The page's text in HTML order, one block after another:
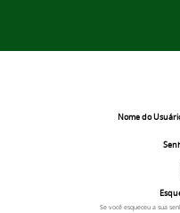
Nome do
Se você esqueceu a sua